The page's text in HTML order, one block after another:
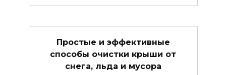
Простые и эффективные
способы очистки крыши от
снега, льда и мусора